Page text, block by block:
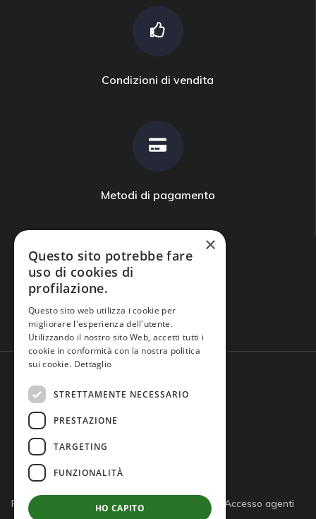
Condizioni di vendita
Metodi di pagamento
Domande frequenti
Privacy policy Cookie policy Note legali
Accesso agenti
×
Questo sito potrebbe fare
uso di cookies di
profilazione.
Questo sito web utilizza i cookie per
migliorare l'esperienza dell'utente.
Utilizzando il nostro sito Web, accetti tutti i
cookie in conformità con la nostra politica
sui cookie. Dettaglio
STRETTAMENTE NECESSARIO
PRESTAZIONE
TARGETING
FUNZIONALITÀ
HO CAPITO